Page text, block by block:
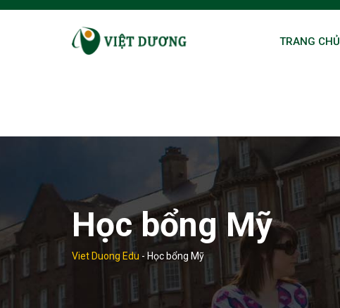
Skip
TRANG CHỦ
Học bổng Mỹ
Viet Duong Edu - Học bổng Mỹ